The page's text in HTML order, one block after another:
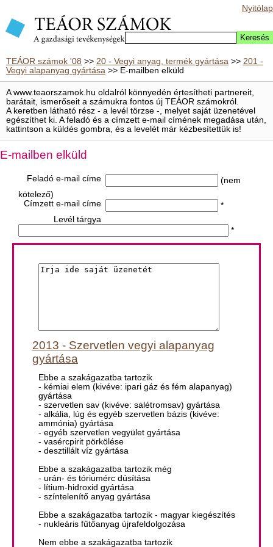
Nyitólap
TEÁOR számok '08 >> 20 - Vegyi anyag, termék gyártása >> 201 -
Vegyi alapanyag gyártása >> E-mailben elküld
A www.teaorszamok.hu oldalról könnyedén értesítheti partnereit,
barátait, ismerőseit a számukra fontos új TEÁOR számokról.
A keretben látható rész - a levél törzse -, melyet saját üzenetével
egészíthet ki. A feladó és a címzett e-mail címének megadása után,
kattintson a küldés gombra, és a levelét már kézbesítettük is!
E-mailben elküld
Feladó e-mail címe
(nem
kötelező)
Címzett e-mail címe
*
Levél tárgya
*
2013 - Szervetlen vegyi alapanyag
gyártása
Ebbe a szakágazatba tartozik
- kémiai elem (kivéve: ipari gáz és fém alapanyag)
gyártása
- szervetlen sav (kivéve: salétromsav) gyártása
- alkália, lúg és egyéb szervetlen bázis (kivéve:
ammónia) gyártása
- egyéb szervetlen vegyület gyártása
- vasércpirit pörkölése
- desztillált víz gyártása
Ebbe a szakágazatba tartozik még
- urán- és tóriumérc dúsítása
- lítium-hidroxid gyártása
- színtelenítő anyag gyártása
Ebbe a szakágazatba tartozik - magyar kiegészítés
- nukleáris fűtőanyag újrafeldolgozása
Nem ebbe a szakágazatba tartozik